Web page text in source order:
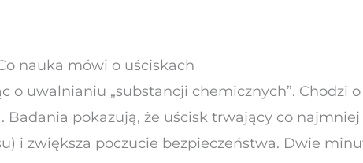
nauka mówi o uściskach
o uwalnianiu „substancji chemicznych”. Chodzi
Badania pokazują, że uścisk trwający co
i zwiększa poczucie bezpieczeństwa. Dwie